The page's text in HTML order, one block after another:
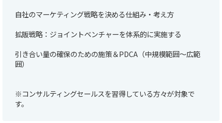
自社のマーケティング戦略を決める仕組み・考え方
拡販戦略：ジョイントベンチャーを体系的に実施する
引き合い量の確保のための施策＆PDCA（中規模範囲～広範
囲）
※コンサルティングセールスを習得している方々が対象で
す。